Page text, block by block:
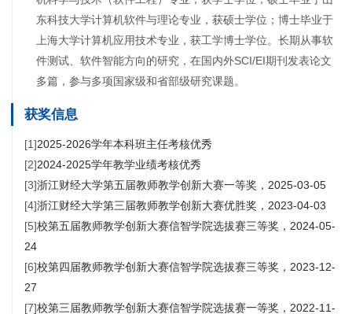
东科技大学计算机软件与理论专业，获硕士学位；博士毕业于
上海大学计算机应用技术专业，获工学博士学位。长期从事软
件测试、软件智能方向的研究，在国内外SCI/EI期刊发表论文
多篇，参与多项国家级和省部级研究课题。
获奖信息
[1]2025-2026学年本科班主任考核优秀
[2]2024-2025学年教学业绩考核优秀
[3]浙江财经大学第五届教师教学创新大赛一等奖，2025-03-05
[4]浙江财经大学第三届教师教学创新大赛优胜奖，2023-04-03
[5]校第五届教师教学创新大赛信智学院选拔赛三等奖，2024-05-
24
[6]校第四届教师教学创新大赛信智学院选拔赛三等奖，2023-12-
27
[7]校第三届教师教学创新大赛信智学院选拔赛一等奖，2022-11-